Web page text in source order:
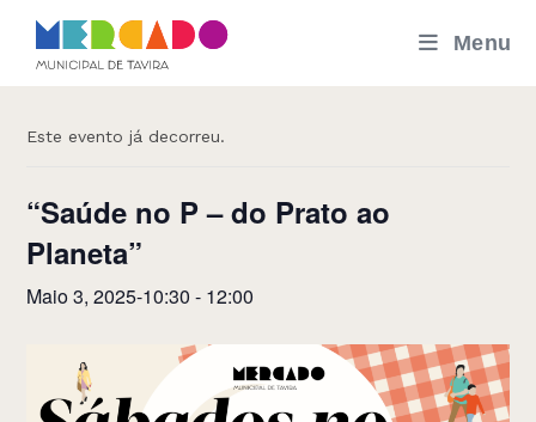
content
Menu
« Todos os Eventos
Este evento já decorreu.
“Saúde no P – do Prato ao
Planeta”
Maio 3, 2025-10:30 - 12:00